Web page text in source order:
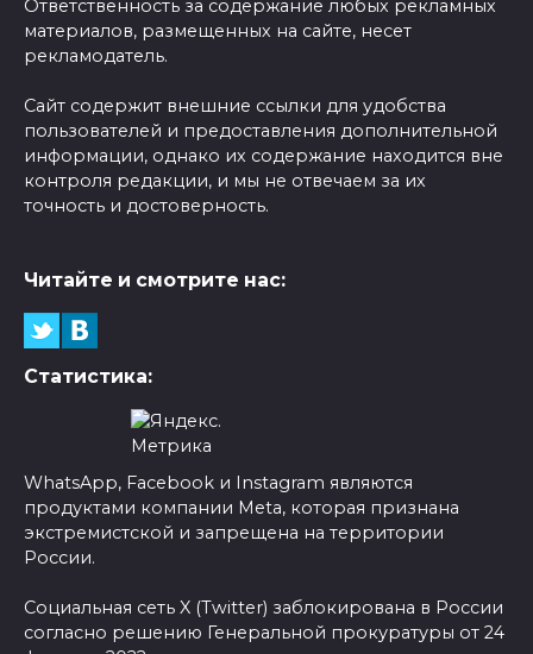
Ответственность за содержание любых рекламных
материалов, размещенных на сайте, несет
рекламодатель.
Сайт содержит внешние ссылки для удобства
пользователей и предоставления дополнительной
информации, однако их содержание находится вне
контроля редакции, и мы не отвечаем за их
точность и достоверность.
Читайте и смотрите нас:
Статистика:
WhatsApp, Facebook и Instagram являются
продуктами компании Meta, которая признана
экстремистской и запрещена на территории
России.
Социальная сеть X (Twitter) заблокирована в России
согласно решению Генеральной прокуратуры от 24